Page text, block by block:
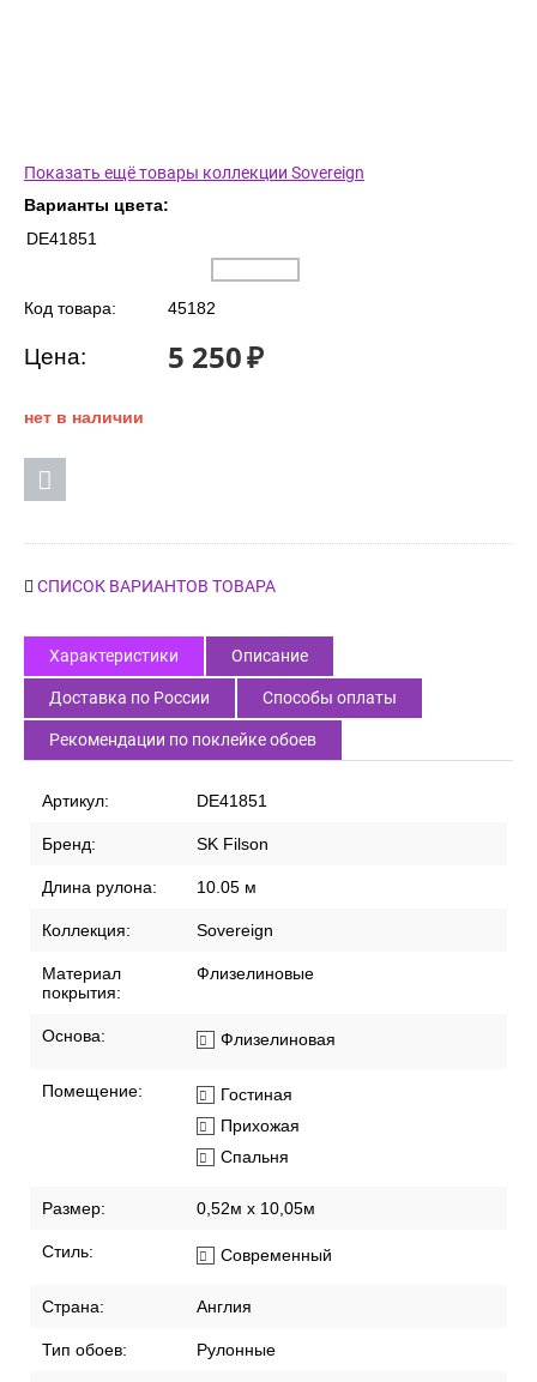
Показать ещё товары коллекции Sovereign
Варианты цвета:
DE41851
Код товара: 45182
Цена: 5 250₽
нет в наличии
СПИСОК ВАРИАНТОВ ТОВАРА
Характеристики Описание
Доставка по России Способы оплаты
Рекомендации по поклейке обоев
Артикул: DE41851
Бренд: SK Filson
Длина рулона: 10.05 м
Коллекция: Sovereign
Материал
покрытия:
Флизелиновые
Основа: Флизелиновая
Помещение:
Гостиная
Прихожая
Спальня
Размер: 0,52м х 10,05м
Стиль: Современный
Страна: Англия
Тип обоев: Рулонные